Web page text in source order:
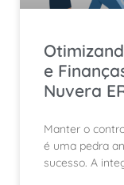
e
Nuvera
Manter o
é uma pedra
sucesso. A